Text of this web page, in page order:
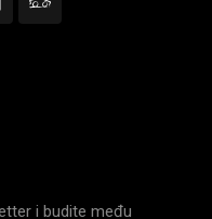
i budite među